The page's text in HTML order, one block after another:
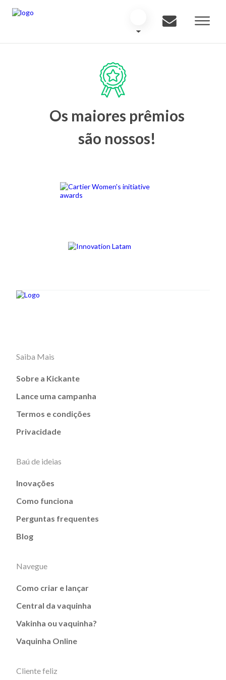
Os maiores prêmios
são nossos!
Saiba Mais
Sobre a Kickante
Lance uma campanha
Termos e condições
Privacidade
Baú de ideias
Inovações
Como funciona
Perguntas frequentes
Blog
Navegue
Como criar e lançar
Central da vaquinha
Vakinha ou vaquinha?
Vaquinha Online
Cliente feliz